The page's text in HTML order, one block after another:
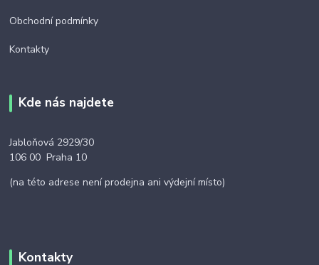
Obchodní podmínky
Kontakty
Kde nás najdete
Jabloňová 2929/30
106 00 Praha 10
(na této adrese není prodejna ani výdejní místo)
Kontakty